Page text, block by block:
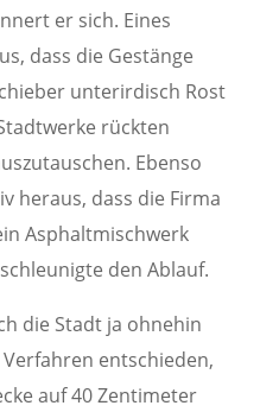
er sich. Eines
dass die Gestänge
unterirdisch Rost
rückten
Ebenso
heraus, dass die Firma
Asphaltmischwerk
den Ablauf.
die Stadt ja ohnehin
entschieden,
auf 40 Zentimeter